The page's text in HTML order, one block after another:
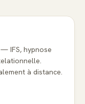
IFS, hypnose
à distance.